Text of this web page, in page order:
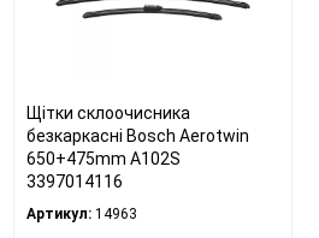
Щітки склоочисника
безкаркасні Bosch Aerotwin
650+475mm A102S
3397014116
Артикул: 14963